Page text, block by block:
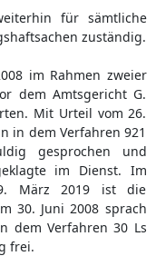
für sämtliche
zuständig.
im Rahmen zweier
dem Amtsgericht G.
Mit Urteil vom 26.
in dem Verfahren 921
gesprochen und
im Dienst. Im
März 2019 ist die
30. Juni 2008 sprach
dem Verfahren 30 Ls
frei.